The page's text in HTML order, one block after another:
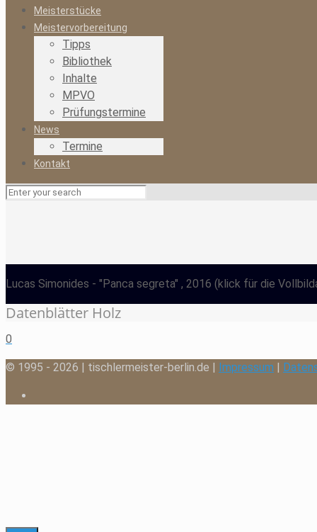
Meisterstücke
Meistervorbereitung
Tipps
Bibliothek
Inhalte
MPVO
Prüfungstermine
News
Termine
Kontakt
Lucas Simonides - "Panca segreta" , 2016 (klick für die
Datenblätter Holz
0
© 1995 - 2026 | tischlermeister-berlin.de | Impressum